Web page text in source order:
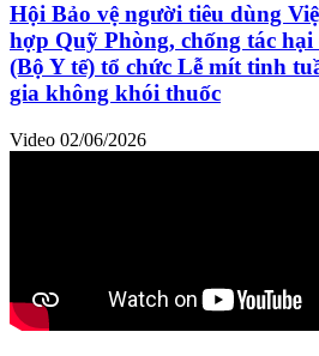
Hội Bảo vệ người tiêu dùng
hợp Quỹ Phòng, chống tác hại
(Bộ Y tế) tổ chức Lễ mít tinh
gia không khói thuốc
Video 02/06/2026